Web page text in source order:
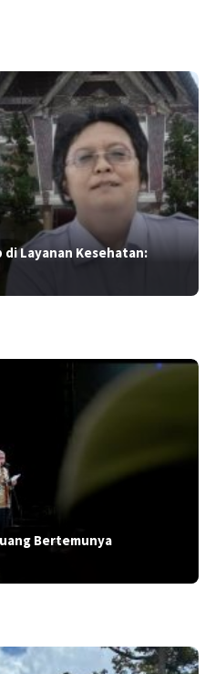
Layanan Kesehatan:
Bertemunya